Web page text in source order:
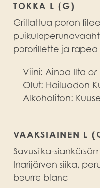
TOKKA L (G)
Grillattua poron
pororillette ja rapea
Viini: Ainoa Ilta or
Olut: Hailuodon
Alkoholiton:
VAAKSIAINEN L
Savusiika-
Inarijärven siika,
beurre blanc